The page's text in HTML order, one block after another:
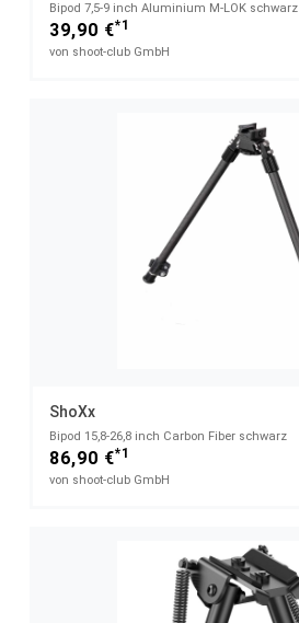
Bipod 7,5-9 inch Aluminium M-LOK schwarz
39,90 €*1
von shoot-club GmbH
ShoXx
Bipod 15,8-26,8 inch Carbon Fiber schwarz
86,90 €*1
von shoot-club GmbH